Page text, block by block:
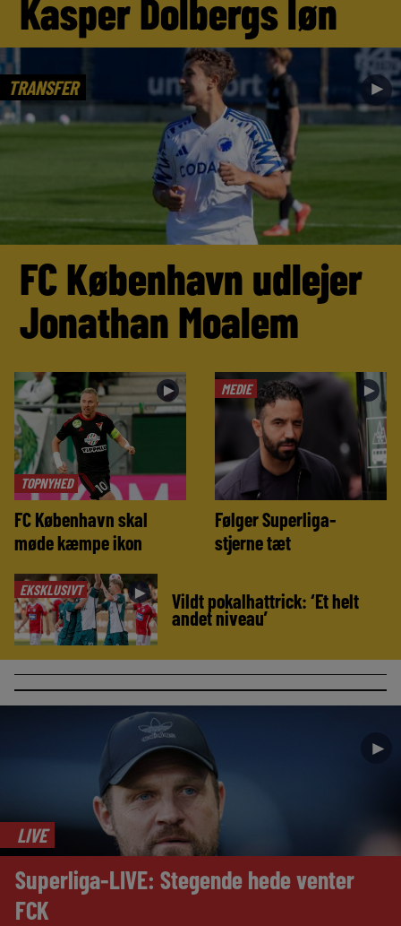
Kasper Dolbergs løn
TRANSFER ►
FC København udlejer
Jonathan Moalem
TOPNYHED
►
FC København skal
møde kæmpe ikon
MEDIE ►
Følger Superliga-
stjerne tæt
EKSKLUSIVT ► Vildt pokalhattrick: ‘Et helt
andet niveau’
►
LIVE
Superliga-LIVE: Stegende hede venter
FCK